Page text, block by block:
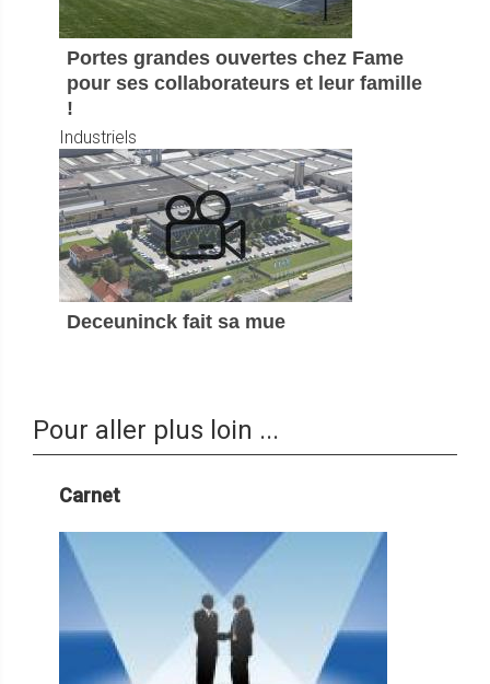
Portes grandes ouvertes chez Fame
pour ses collaborateurs et leur famille
!
Industriels
Deceuninck fait sa mue
Pour aller plus loin ...
Carnet